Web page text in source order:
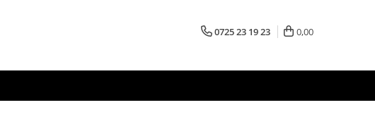
0725 23 19 23 0,00